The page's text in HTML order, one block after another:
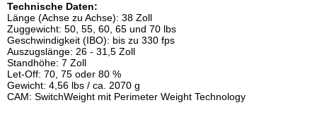
Technische Daten:
Länge (Achse zu Achse): 38 Zoll
Zuggewicht: 50, 55, 60, 65 und 70 lbs
Geschwindigkeit (IBO): bis zu 330 fps
Auszugslänge: 26 - 31,5 Zoll
Standhöhe: 7 Zoll
Let-Off: 70, 75 oder 80 %
Gewicht: 4,56 lbs / ca. 2070 g
CAM: SwitchWeight mit Perimeter Weight Technology